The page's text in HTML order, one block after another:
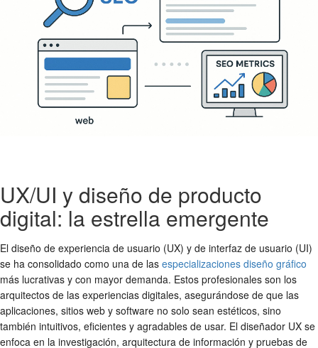
UX/UI y diseño de producto
digital: la estrella emergente
El diseño de experiencia de usuario (UX) y de interfaz de usuario (UI)
se ha consolidado como una de las especializaciones diseño gráfico
más lucrativas y con mayor demanda. Estos profesionales son los
arquitectos de las experiencias digitales, asegurándose de que las
aplicaciones, sitios web y software no solo sean estéticos, sino
también intuitivos, eficientes y agradables de usar. El diseñador UX se
enfoca en la investigación, arquitectura de información y pruebas de